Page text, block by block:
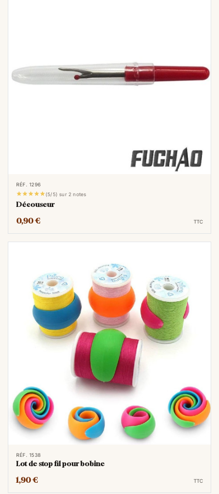
RÉF. 1296
(5/5) sur 2 notes
Découseur
0,90 € TTC
RÉF. 1538
Lot de stop fil pour bobine
1,90 € TTC